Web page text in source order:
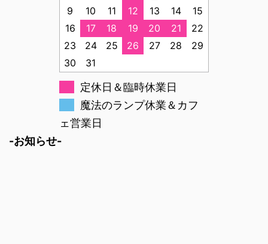
9
10 11 12 13 14
15
16
17 18 19 20 21
22
23
24 25 26 27 28
29
30
31
定休日＆臨時休業日
魔法のランプ休業＆カフ
ェ営業日
-お知らせ-